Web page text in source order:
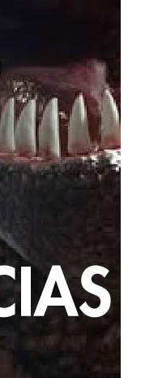
calidad y
a
en el
Realizar
de la